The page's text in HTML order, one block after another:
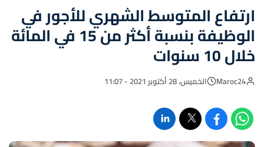
ارتفاع المتوسط الشهري للأجور في
الوظيفة بنسبة أكثر من 15 في المائة
خلال 10 سنوات
Maroc24 الخميس، 28 أكتوبر 2021 - 11:07